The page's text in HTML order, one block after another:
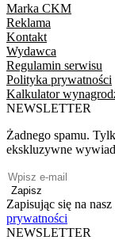
Marka CKM
Reklama
Kontakt
Wydawca
Regulamin serwisu
Polityka prywatności
Kalkulator
NEWSLETTER
Żadnego spamu.
ekskluzywne
Zapisz
Zapisując się na
prywatności
NEWSLETTER